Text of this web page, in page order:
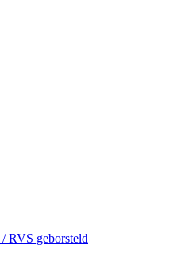
RVS geborsteld